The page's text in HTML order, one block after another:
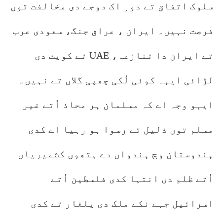
سلوک اتفاق تے دور اک دوجے دی مخالفت توں
فرصت نہیں۔ ایران ، عراق جنگ، سعودی عرب
تے ایران دا تنازعہ، UAE تے کویت دی
لڑائی ایہہ کوئی لُکی چھپی گلاں تے نہیں۔
ایہو وجہ اے کہ مسلمان ہر محاذ اُتے غیر
مسلم توں ذلیل تے رسوا ہو رہیا اے کدی
ہندوستان وچ ہندواں دے ہتھوں کشمیریاں
اُتے ظلم دی انتہا کدی فلسطین اُتے
اسرائیل جہے نکے ملک دی یلغار تے کدی